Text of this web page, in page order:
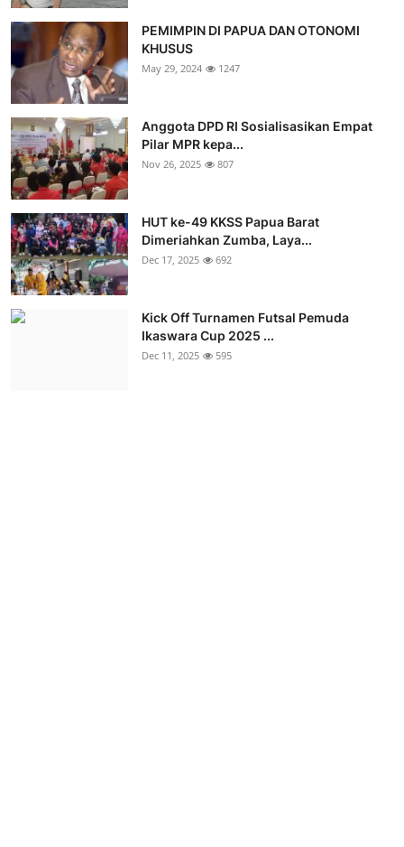
PEMIMPIN DI PAPUA DAN OTONOMI
KHUSUS
May 29, 2024 1247
Anggota DPD RI Sosialisasikan Empat
Pilar MPR kepa...
Nov 26, 2025 807
HUT ke-49 KKSS Papua Barat
Dimeriahkan Zumba, Laya...
Dec 17, 2025 692
Kick Off Turnamen Futsal Pemuda
Ikaswara Cup 2025 ...
Dec 11, 2025 595